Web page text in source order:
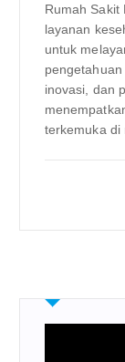
Rumah Sakit
layanan
untuk
inovasi, dan
terkemuka di